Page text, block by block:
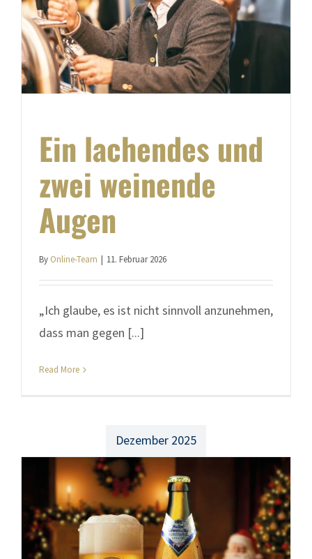
Ein lachendes und
zwei weinende
Augen
By Online-Team | 11. Februar 2026
„Ich glaube, es ist nicht sinnvoll anzunehmen,
dass man gegen [...]
Read More
Dezember 2025